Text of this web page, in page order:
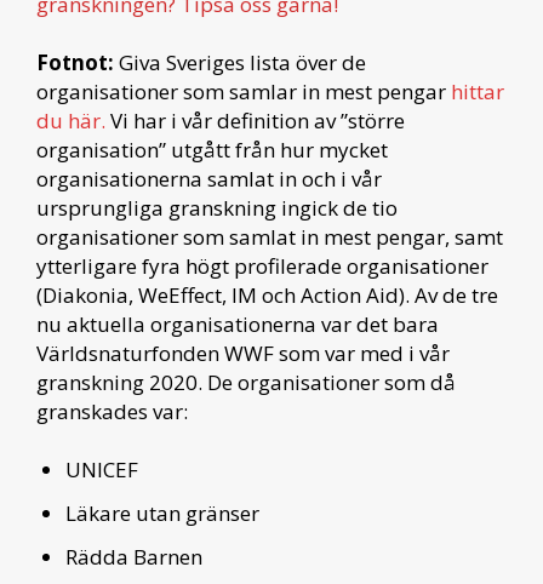
Fotnot: Giva Sveriges lista över de
organisationer som samlar in mest pengar hittar
du här. Vi har i vår definition av ”större
organisation” utgått från hur mycket
organisationerna samlat in och i vår
ursprungliga granskning ingick de tio
organisationer som samlat in mest pengar, samt
ytterligare fyra högt profilerade organisationer
(Diakonia, WeEffect, IM och Action Aid). Av de tre
nu aktuella organisationerna var det bara
Världsnaturfonden WWF som var med i vår
granskning 2020. De organisationer som då
granskades var:
UNICEF
Läkare utan gränser
Rädda Barnen